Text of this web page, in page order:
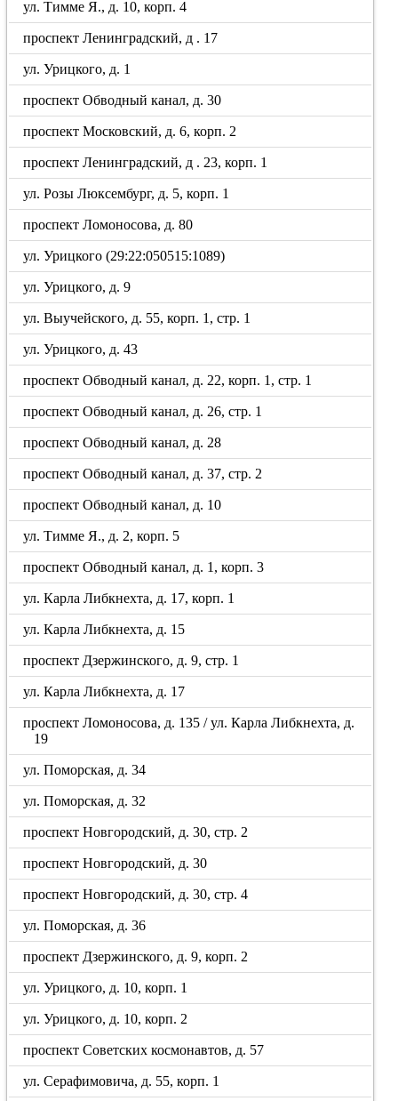
ул. Тимме Я., д. 10, корп. 4
проспект Ленинградский, д . 17
ул. Урицкого, д. 1
проспект Обводный канал, д. 30
проспект Московский, д. 6, корп. 2
проспект Ленинградский, д . 23, корп. 1
ул. Розы Люксембург, д. 5, корп. 1
проспект Ломоносова, д. 80
ул. Урицкого (29:22:050515:1089)
ул. Урицкого, д. 9
ул. Выучейского, д. 55, корп. 1, стр. 1
ул. Урицкого, д. 43
проспект Обводный канал, д. 22, корп. 1, стр. 1
проспект Обводный канал, д. 26, стр. 1
проспект Обводный канал, д. 28
проспект Обводный канал, д. 37, стр. 2
проспект Обводный канал, д. 10
ул. Тимме Я., д. 2, корп. 5
проспект Обводный канал, д. 1, корп. 3
ул. Карла Либкнехта, д. 17, корп. 1
ул. Карла Либкнехта, д. 15
проспект Дзержинского, д. 9, стр. 1
ул. Карла Либкнехта, д. 17
проспект Ломоносова, д. 135 / ул. Карла Либкнехта, д.
19
ул. Поморская, д. 34
ул. Поморская, д. 32
проспект Новгородский, д. 30, стр. 2
проспект Новгородский, д. 30
проспект Новгородский, д. 30, стр. 4
ул. Поморская, д. 36
проспект Дзержинского, д. 9, корп. 2
ул. Урицкого, д. 10, корп. 1
ул. Урицкого, д. 10, корп. 2
проспект Советских космонавтов, д. 57
ул. Серафимовича, д. 55, корп. 1